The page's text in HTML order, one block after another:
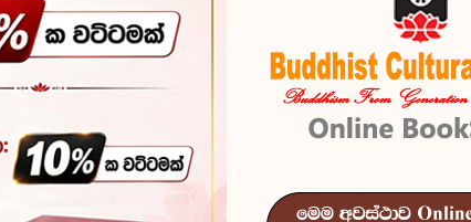
Hela
In stock
15